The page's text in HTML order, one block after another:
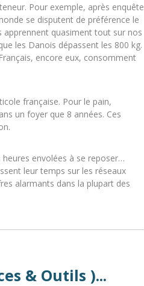
Pour exemple, après enquête
se disputent de préférence le
apprennent quasiment tout sur nos
les Danois dépassent les 800 kg.
encore eux, consomment
française. Pour le pain,
un foyer que 8 années. Ces
envolées à se reposer…
leur temps sur les réseaux
alarmants dans la plupart des
& Outils )...